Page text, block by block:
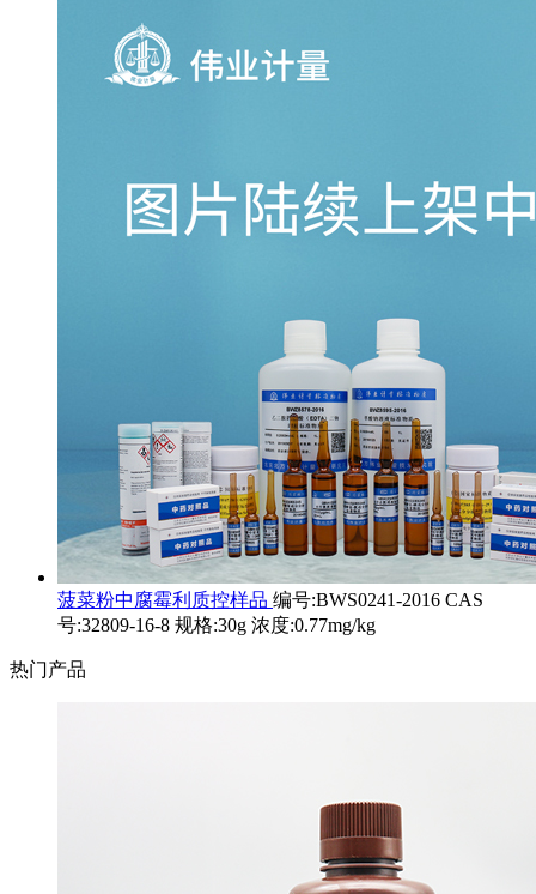
菠菜粉中腐霉利质控样品 编号:BWS0241-2016 CAS
号:32809-16-8 规格:30g 浓度:0.77mg/kg
热门产品